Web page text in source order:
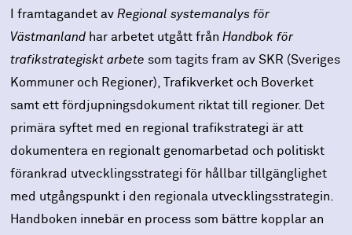
I framtagandet av Regional systemanalys för
Västmanlandhar arbetet utgått från Handbok för
trafikstrategiskt arbete som tagits fram av SKR (Sveriges
Kommuner och Regioner), Trafikverket och Boverket
samt ett fördjupningsdokument riktat till regioner. Det
primära syftet med en regional trafikstrategi är att
dokumentera en regionalt genomarbetad och politiskt
förankrad utvecklingsstrategi för hållbar tillgänglighet
med utgångspunkt i den regionala utvecklingsstrategin.
Handboken innebär en process som bättre kopplar an